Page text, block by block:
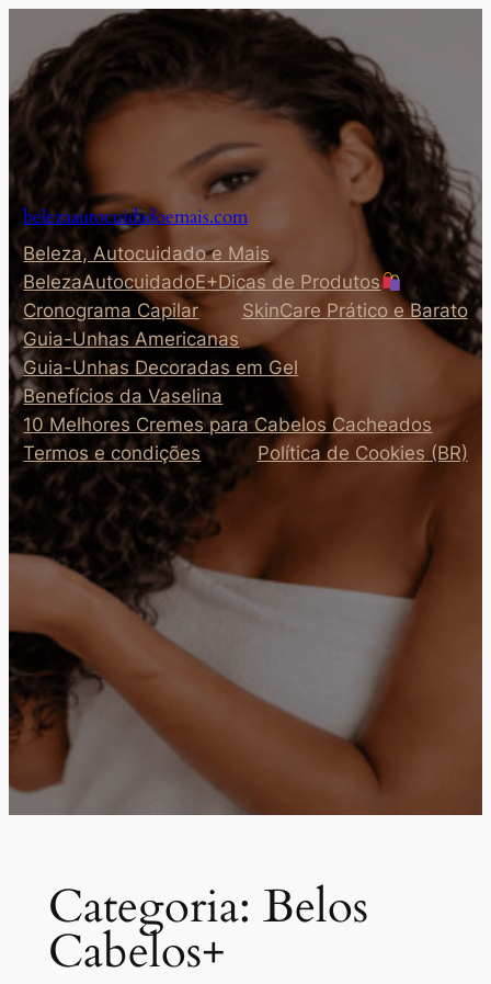
para
conteúdo
belezaautocuidadoemais.com
Beleza, Autocuidado e Mais
BelezaAutocuidadoE+Dicas de Produtos
Cronograma Capilar
SkinCare Prático e Barato
Guia-Unhas Americanas
Guia-Unhas Decoradas em Gel
Benefícios da Vaselina
10 Melhores Cremes para Cabelos Cacheados
Termos e condições
Política de Cookies (BR)
Categoria: Belos
Cabelos+